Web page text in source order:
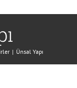
| Ünsal Yapı